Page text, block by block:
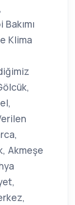
Klima
Akmeşe